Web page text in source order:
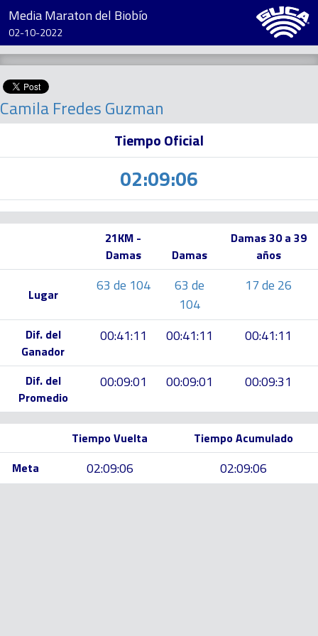
Media Maraton del Biobío
02-10-2022
Camila Fredes Guzman
Tiempo Oficial
02:09:06
21KM -
Damas
Damas
Damas 30 a 39
años
Lugar 63 de 104
63 de
104
17 de 26
Dif. del
Ganador
00:41:11 00:41:11 00:41:11
Dif. del
Promedio
00:09:01 00:09:01 00:09:31
Tiempo Vuelta
Tiempo Acumulado
Meta
02:09:06 02:09:06